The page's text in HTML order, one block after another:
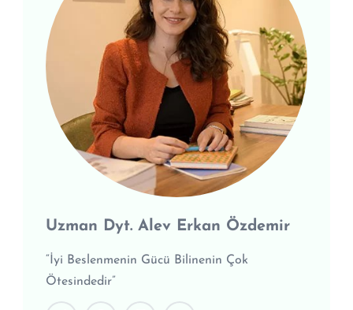
Uzman Dyt. Alev Erkan Özdemir
“İyi Beslenmenin Gücü Bilinenin Çok
Ötesindedir”